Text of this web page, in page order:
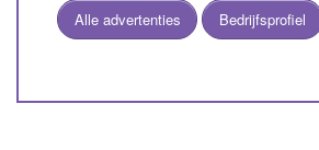
Alle advertenties Bedrijfsprofiel